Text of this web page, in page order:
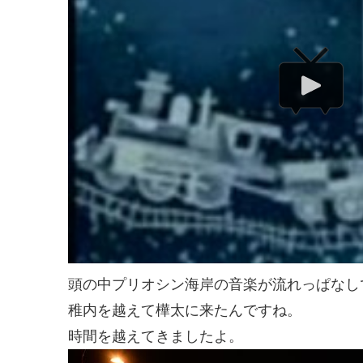
頭の中プリオシン海岸の音楽が流れっぱな
稚内を越えて樺太に来たんですね。
時間を越えてきましたよ。